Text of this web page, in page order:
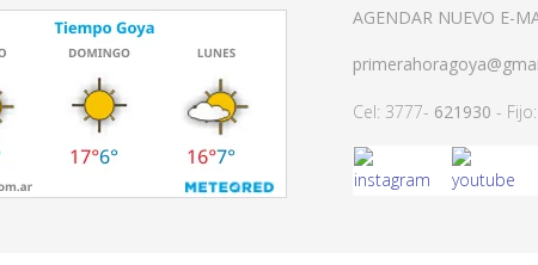
AGENDAR NUEVO E-
Cel: 3777- 621930 - Fijo: